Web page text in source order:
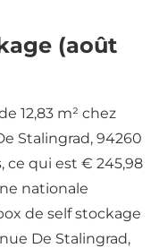
(août
12,83 m² chez
Stalingrad, 94260
ce qui est € 245,98
nationale
de self stockage
De Stalingrad,